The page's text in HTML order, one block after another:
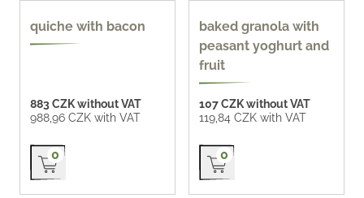
quiche with bacon
883 CZK without VAT
988,96 CZK with VAT
Přidat do košíku
0
400 ml
baked granola with
peasant yoghurt and
fruit
107 CZK without VAT
119,84 CZK with VAT
Přidat do košíku
0